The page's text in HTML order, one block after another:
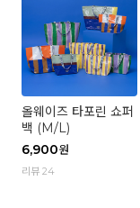
올웨이즈 타포린 쇼퍼
백 (M/L)
6,900원
리뷰 24